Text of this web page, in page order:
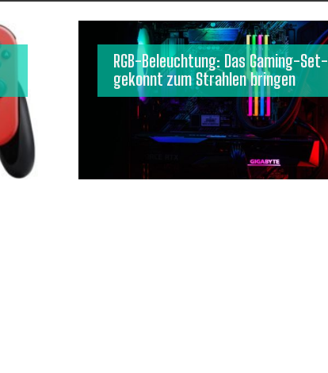
RGB-Beleuchtung: Das Gaming-
gekonnt zum Strahlen bringen